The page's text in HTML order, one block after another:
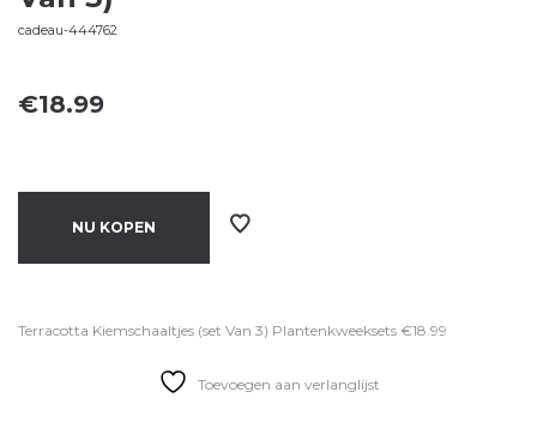
cadeau-444762
€18.99
NU KOPEN
Terracotta Kiemschaaltjes (set Van 3) Plantenkweeksets €18.99
Toevoegen aan verlanglijst